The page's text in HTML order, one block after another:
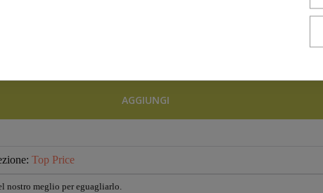
a causa delle ferie estive
AGGIUNGI
Top Price
nostro meglio per eguagliarlo.